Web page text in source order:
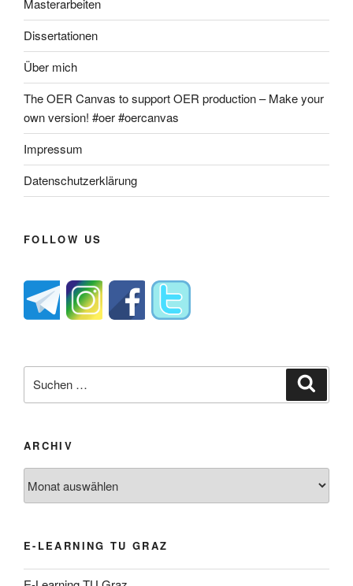
Masterarbeiten
Dissertationen
Über mich
The OER Canvas to support OER production – Make your
own version! #oer #oercanvas
Impressum
Datenschutzerklärung
FOLLOW US
nach:
ARCHIV
E-LEARNING TU GRAZ